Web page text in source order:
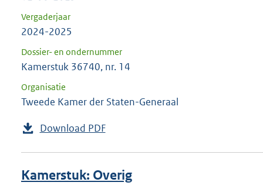
Vergaderjaar
2024-2025
Dossier- en ondernummer
Kamerstuk 36740, nr. 14
Organisatie
Tweede Kamer der Staten-Generaal
Download PDF
Kamerstuk: Overig